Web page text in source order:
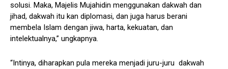
solusi. Maka, Majelis Mujahidin menggunakan dakwah dan
jihad, dakwah itu kan diplomasi, dan juga harus berani
membela Islam dengan jiwa, harta, kekuatan, dan
intelektualnya,” ungkapnya.
“Intinya, diharapkan pula mereka menjadi juru-juru dakwah